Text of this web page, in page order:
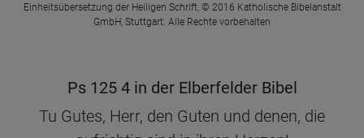
Einheitsübersetzung der Heiligen Schrift, © 2016 Katholische Bibelanstalt
GmbH, Stuttgart. Alle Rechte vorbehalten
Ps 125 4 in der Elberfelder Bibel
Tu Gutes, Herr, den Guten und denen, die